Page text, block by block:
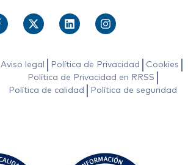
Aviso legal Política de Privacidad
Cookies
Política de Privacidad en RRSS
Política de calidad
Política de seguridad